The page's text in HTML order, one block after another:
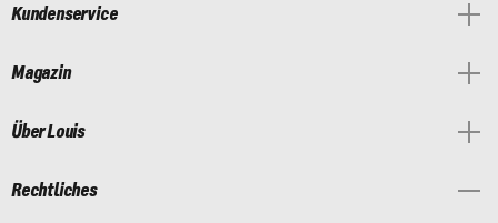
Kundenservice
Magazin
Über Louis
Rechtliches